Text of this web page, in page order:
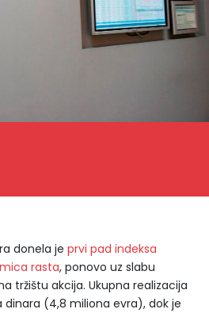
donela je prvi pad indeksa
rasta, ponovo uz slabu
tržištu akcija. Ukupna realizacija
dinara (4,8 miliona evra), dok je